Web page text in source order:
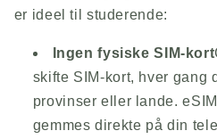
er ideel til studerende:
Ingen fysiske SIM-kort
skifte SIM-kort, hver gang
provinser eller lande.
gemmes direkte på din